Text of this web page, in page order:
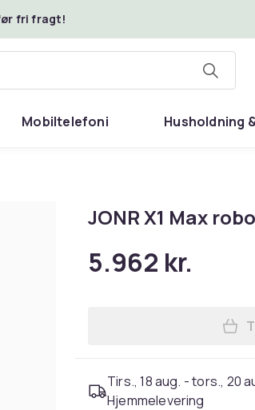
fri fragt!
Mobiltelefoni Husholdning
JONR X1 Max
5.962 kr.
Tirs., 18 aug. - tors., 20
Hjemmelevering